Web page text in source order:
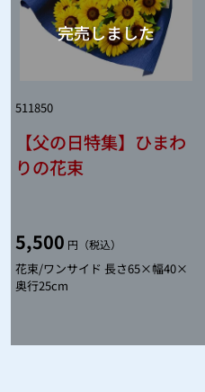
511850
【父の日特集】ひまわ
りの花束
5,500 円（税込）
花束/ワンサイド 長さ65×幅40×
奥行25cm